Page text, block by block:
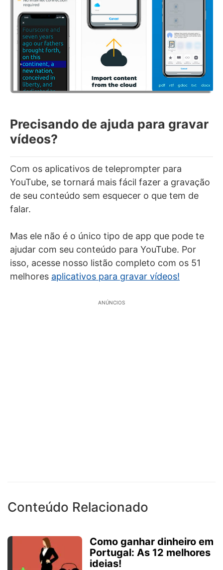
Precisando de ajuda para gravar
vídeos?
Com os aplicativos de teleprompter para
YouTube, se tornará mais fácil fazer a gravação
de seu conteúdo sem esquecer o que tem de
falar.
Mas ele não é o único tipo de app que pode te
ajudar com seu conteúdo para YouTube. Por
isso, acesse nosso listão completo com os 51
melhores aplicativos para gravar vídeos!
ANÚNCIOS
Conteúdo Relacionado
Como ganhar dinheiro em
Portugal: As 12 melhores
ideias!